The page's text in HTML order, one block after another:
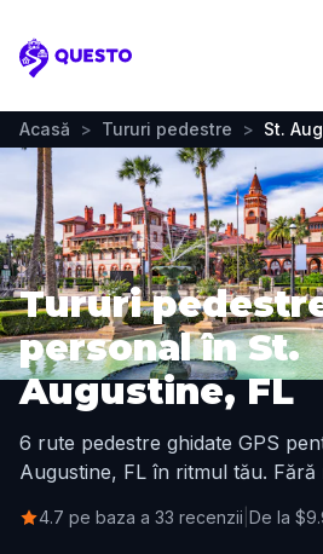
Questo
Acasă > Tururi pedestre > St.
Tururi
personal în St.
Augustine, FL
6 rute pedestre ghidate GPS
Augustine, FL în ritmul tău.
4.7 pe baza a 33 recenzii De la